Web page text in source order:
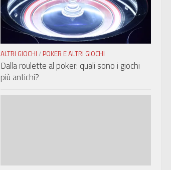
ALTRI GIOCHI / POKER E ALTRI GIOCHI
Dalla roulette al poker: quali sono i giochi
più antichi?